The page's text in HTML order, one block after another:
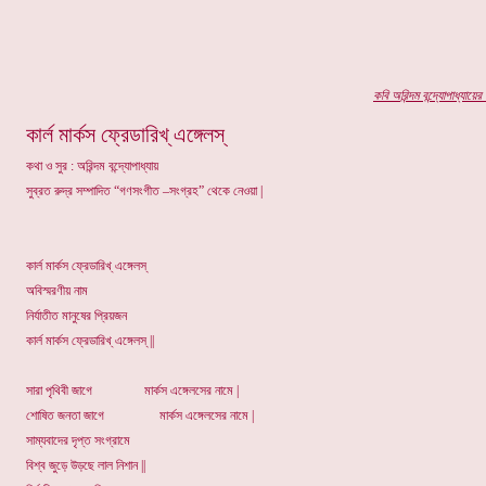
কবি অরিন্দম বন্দ্যোপাধ্যায়ের
কার্ল মার্কস ফ্রেডারিখ্ এঙ্গেলস্
কথা ও সুর : অরিন্দম বন্দ্যোপাধ্যায়
সুব্রত রুদ্র সম্পাদিত “গণসংগীত –সংগ্রহ” থেকে নেওয়া |
কার্ল মার্কস ফ্রেডারিখ্ এঙ্গেলস্
অবিস্মরণীয় নাম
নির্যাতীত মানুষের প্রিয়জন
কার্ল মার্কস ফ্রেডারিখ্ এঙ্গেলস্ ||
সারা পৃথিবী জাগে মার্কস এঙ্গেলসের নামে |
শোষিত জনতা জাগে মার্কস এঙ্গেলসের নামে |
সাম্যবাদের দৃপ্ত সংগ্রামে
বিশ্ব জুড়ে উড়ছে লাল নিশান ||